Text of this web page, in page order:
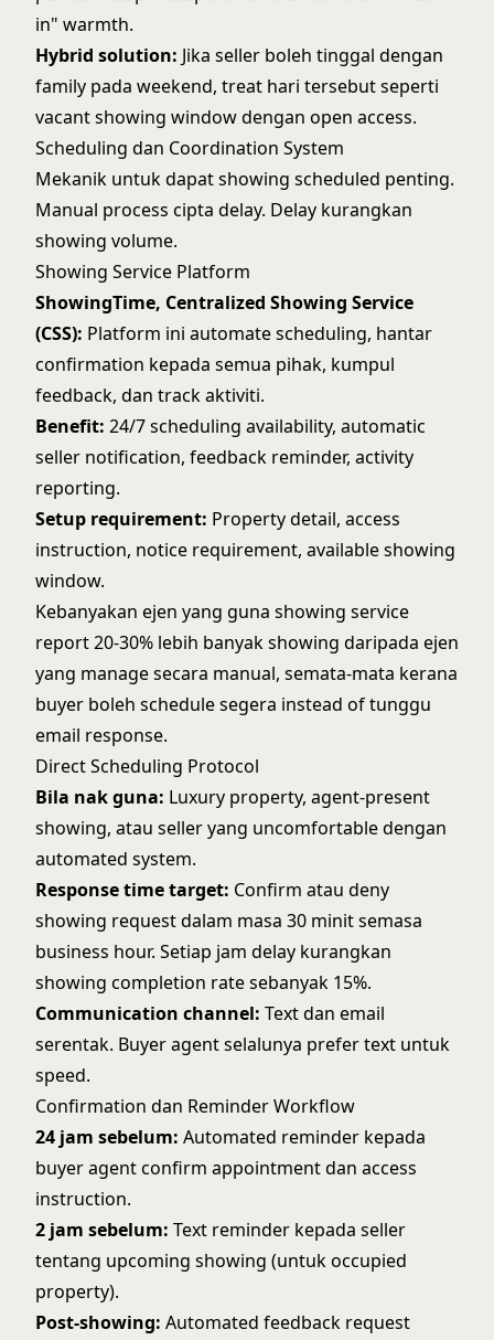
in" warmth.
Hybrid solution: Jika seller boleh tinggal dengan
family pada weekend, treat hari tersebut seperti
vacant showing window dengan open access.
Scheduling dan Coordination System
Mekanik untuk dapat showing scheduled penting.
Manual process cipta delay. Delay kurangkan
showing volume.
Showing Service Platform
ShowingTime, Centralized Showing Service
(CSS): Platform ini automate scheduling, hantar
confirmation kepada semua pihak, kumpul
feedback, dan track aktiviti.
Benefit: 24/7 scheduling availability, automatic
seller notification, feedback reminder, activity
reporting.
Setup requirement: Property detail, access
instruction, notice requirement, available showing
window.
Kebanyakan ejen yang guna showing service
report 20-30% lebih banyak showing daripada ejen
yang manage secara manual, semata-mata kerana
buyer boleh schedule segera instead of tunggu
email response.
Direct Scheduling Protocol
Bila nak guna: Luxury property, agent-present
showing, atau seller yang uncomfortable dengan
automated system.
Response time target: Confirm atau deny
showing request dalam masa 30 minit semasa
business hour. Setiap jam delay kurangkan
showing completion rate sebanyak 15%.
Communication channel: Text dan email
serentak. Buyer agent selalunya prefer text untuk
speed.
Confirmation dan Reminder Workflow
24 jam sebelum: Automated reminder kepada
buyer agent confirm appointment dan access
instruction.
2 jam sebelum: Text reminder kepada seller
tentang upcoming showing (untuk occupied
property).
Post-showing: Automated feedback request